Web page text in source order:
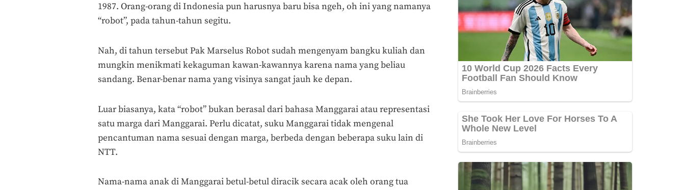
1987. Orang-orang di Indonesia pun harusnya baru bisa ngeh, oh ini yang namanya
“robot”, pada tahun-tahun segitu.
Nah, di tahun tersebut Pak Marselus Robot sudah mengenyam bangku kuliah dan
mungkin menikmati kekaguman kawan-kawannya karena nama yang beliau
sandang. Benar-benar nama yang visinya sangat jauh ke depan.
Luar biasanya, kata “robot” bukan berasal dari bahasa Manggarai atau representasi
satu marga dari Manggarai. Perlu dicatat, suku Manggarai tidak mengenal
pencantuman nama sesuai dengan marga, berbeda dengan beberapa suku lain di
NTT.
Nama-nama anak di Manggarai betul-betul diracik secara acak oleh orang tua